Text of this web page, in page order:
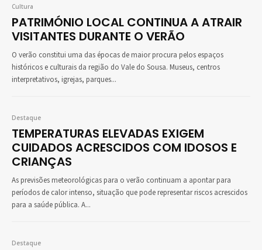
Cultura
PATRIMÓNIO LOCAL CONTINUA A ATRAIR
VISITANTES DURANTE O VERÃO
O verão constitui uma das épocas de maior procura pelos espaços
históricos e culturais da região do Vale do Sousa. Museus, centros
interpretativos, igrejas, parques...
Destaque
TEMPERATURAS ELEVADAS EXIGEM
CUIDADOS ACRESCIDOS COM IDOSOS E
CRIANÇAS
As previsões meteorológicas para o verão continuam a apontar para
períodos de calor intenso, situação que pode representar riscos acrescidos
para a saúde pública. A...
Destaque